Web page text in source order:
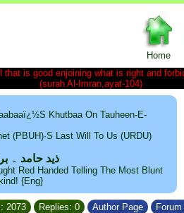
Home
is good enjoining what is right and
(surah Al-Imran,ayat-104)
Khutbaa On Tauheen-E-
(PBUH)·s Last Will To Us (URDU)
ذید حامد ۔
Red Handed Telling The Most Blunt
{Eng}
2073 Replies: 0 Author Page